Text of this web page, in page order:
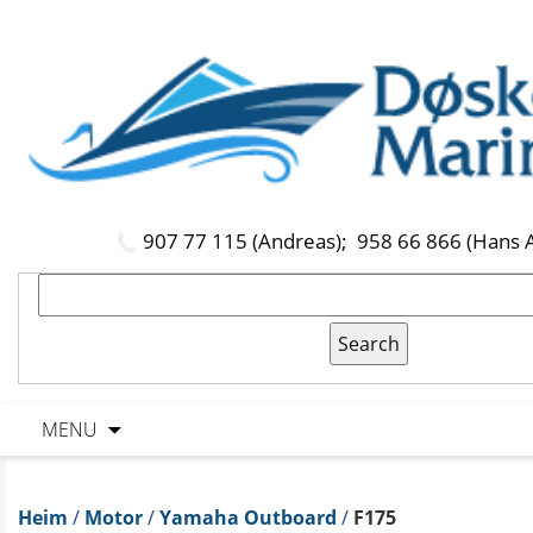
907 77 115 (Andreas); 958 66 866 (Hans
MENU
Heim / Motor/Yamaha Outboard / F175